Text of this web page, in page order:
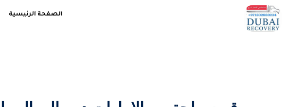
المحتوى
الصفحة الرئيسية